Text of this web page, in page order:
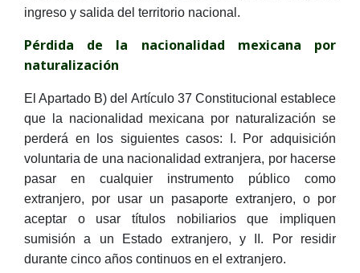
ingreso y salida del territorio nacional.
Pérdida de la nacionalidad mexicana por
naturalización
El Apartado B) del Artículo 37 Constitucional establece
que la nacionalidad mexicana por naturalización se
perderá en los siguientes casos: I. Por adquisición
voluntaria de una nacionalidad extranjera, por hacerse
pasar en cualquier instrumento público como
extranjero, por usar un pasaporte extranjero, o por
aceptar o usar títulos nobiliarios que impliquen
sumisión a un Estado extranjero, y II. Por residir
durante cinco años continuos en el extranjero.